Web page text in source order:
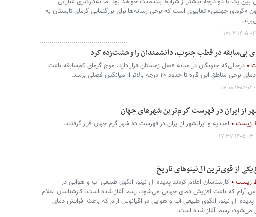
بین یک تا دو درجه بیشتر از شرایط بلندمدت خواهد بود اما به‌کارگیری عباراتی
«گرمای جهنمی» تعابیری است که برخی رسانه‌ها برای بزرگنمایی گرمای تابستان به
۰۴-۰۱ ۱۷:۰۲
بی‌سابقه در قطب جنوب، دانشمندان را وحشت‌زده کرد
درحالی‌که جنوبگان در میانه فصل زمستان قرار دارد، موج گرمای کم‌سابقه باعث
مناطق این قاره تا حدود ۲۰ درجه بالاتر از میانگین فصلی برسد.
۰۳-۲۵ ۱۷:۰۰
از ایران در فهرست گرم‌ترین شهرهای جهان
زیست امیدیه و ایرانشهر از ایران در فهرست ده شهر گرم جهان قرار گرفتند.
۰۳-۲۴ ۱۷:۳۷
یکی از قوی‌ترین ال‌نینوهای تاریخ
زیست
کارشناسان اعلام کردند پدیده ال نینو، الگوی طبیعی آب و هوایی در
آرام که باعث افزایش دمای جهانی می‌شود، رسما آغاز شده است. کارشناسان اعلام
پدیده ال نینو، الگوی طبیعی آب و هوایی در اقیانوس آرام که باعث افزایش دمای
می‌شود، رسما آغاز شده است.